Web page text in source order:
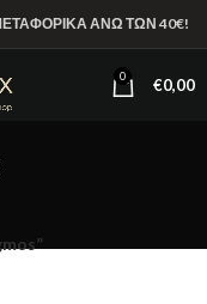
ΑΝΩ ΤΩΝ 40€!
0 €0,00